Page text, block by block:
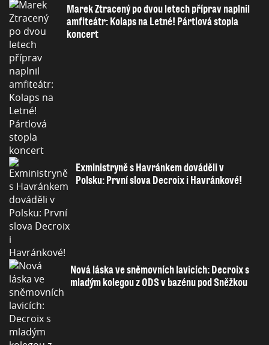
Marek Ztracený po dvou letech příprav naplnil
amfiteátr: Kolaps na Letné! Pártlová stopla
koncert
Exministryně s Havránkem dováděli v
Polsku: První slova Decroix i Havránkové!
Nová láska ve sněmovních lavicích: Decroix s
mladým kolegou z ODS v bazénu pod Sněžkou